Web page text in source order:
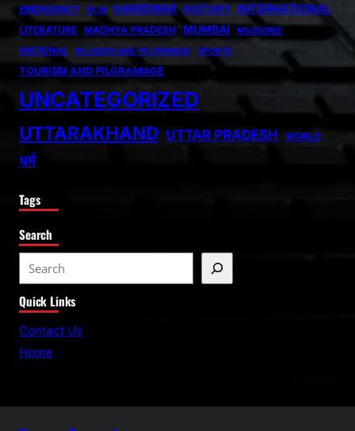
EMERGENCY FILM HARIDWAR HISTORY INTERNATIONAL
LITERATURE MADHYA PRADESH MUMBAI MUSSORIE
NATIONAL RELIGION AND PILGRIMAGE SPORTS
TOURISM AND PILGRAMAGE
UNCATEGORIZED
UTTARAKHAND UTTAR PRADESH WORLD
धर्म
Tags
Search
e
a
r
Quick Links
Contact Us
Home